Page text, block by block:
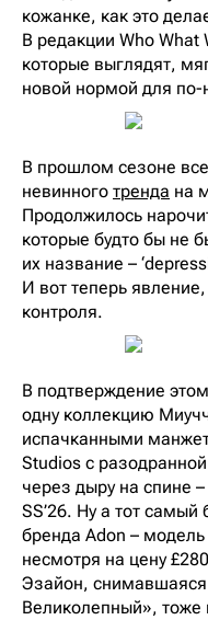
кожанке, как это
В редакции Who What
которые выглядят,
новой нормой для
В прошлом сезоне
невинного тренда на
Продолжилось
которые будто бы не
их название –
И вот теперь
контроля.
В подтверждение
одну коллекцию
испачканными
Studios с
через дыру на спине
SS’26. Ну а тот
бренда Adon –
несмотря на цену
Эзайон,
Великолепный», тоже